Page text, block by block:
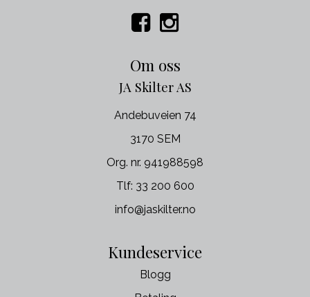
Om oss
JA Skilter AS
Andebuveien 74
3170 SEM
Org. nr. 941988598
Tlf: 33 200 600
info@jaskilter.no
Kundeservice
Blogg